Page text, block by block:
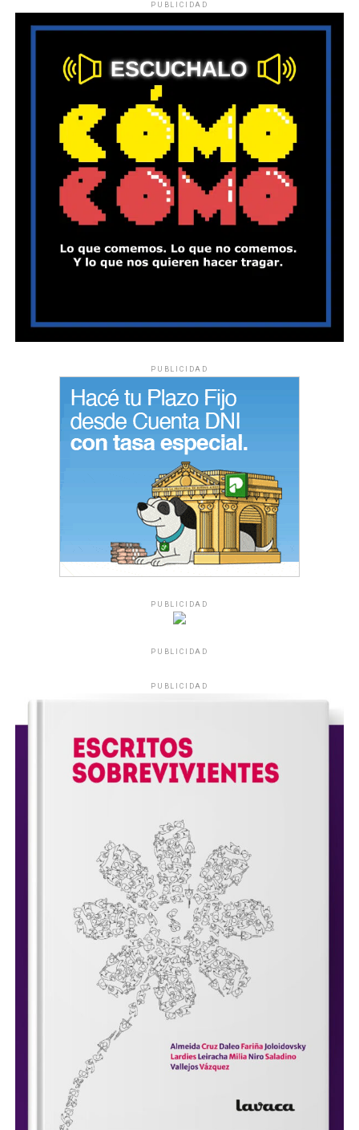
PUBLICIDAD
PUBLICIDAD
PUBLICIDAD
PUBLICIDAD
PUBLICIDAD